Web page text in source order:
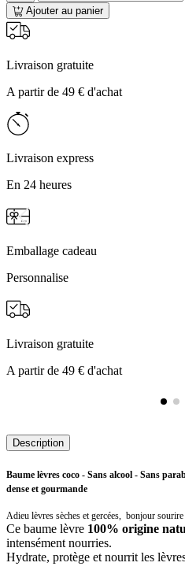
Ajouter au panier
Livraison gratuite
A partir de 49 € d'achat
Livraison express
En 24 heures
Emballage cadeau
Personnalise
Livraison gratuite
A partir de 49 € d'achat
Description
Baume lèvres coco - Sans alcool - Sans
dense et gourmande
Adieu lèvres sèches et gercées, bonjour
Ce baume lèvre 100% origine
intensément nourries.
Hydrate, protège et nourrit les